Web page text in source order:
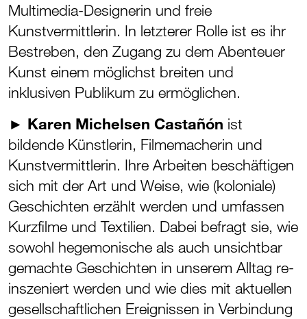
Multimedia-Designerin und freie
Kunstvermittlerin. In letzterer Rolle ist es ihr
Bestreben, den Zugang zu dem Abenteuer
Kunst einem möglichst breiten und
inklusiven Publikum zu ermöglichen.
► Karen Michelsen Castañón ist
bildende Künstlerin, Filmemacherin und
Kunstvermittlerin. Ihre Arbeiten beschäftigen
sich mit der Art und Weise, wie (koloniale)
Geschichten erzählt werden und umfassen
Kurzfilme und Textilien. Dabei befragt sie, wie
sowohl hegemonische als auch unsichtbar
gemachte Geschichten in unserem Alltag re-
inszeniert werden und wie dies mit aktuellen
gesellschaftlichen Ereignissen in Verbindung